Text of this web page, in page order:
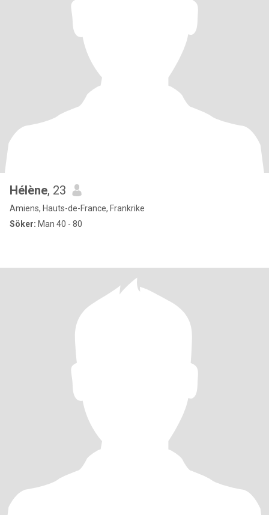
Hélène, 23
Amiens, Hauts-de-France, Frankrike
Söker: Man 40 - 80